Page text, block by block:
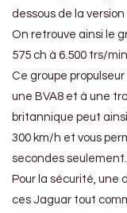
dessous de la version
On retrouve ainsi le
575 ch à 6.500 trs/
Ce groupe
une BVA8 et à une
britannique peut
300 km/h et vous
secondes seulement.
Pour la sécurité, une
ces Jaguar tout